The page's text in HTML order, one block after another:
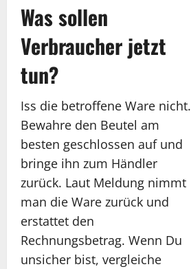
Was sollen
Verbraucher jetzt
tun?
Iss die betroffene Ware nicht.
Bewahre den Beutel am
besten geschlossen auf und
bringe ihn zum Händler
zurück. Laut Meldung nimmt
man die Ware zurück und
erstattet den
Rechnungsbetrag. Wenn Du
unsicher bist, vergleiche